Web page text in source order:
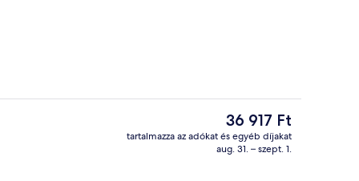
Kilátás a szobából
A
jelenlegi
ár
36 917 Ft
tartalmazza az adókat és egyéb díjakat
aug. 31. – szept. 1.